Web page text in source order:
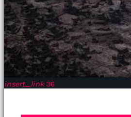
insert_link 36